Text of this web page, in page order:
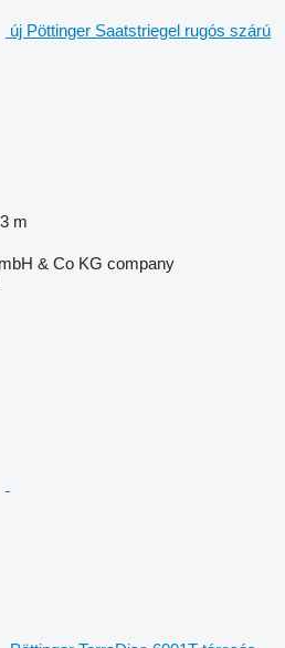
új Pöttinger Saatstriegel rugós szárú
3 m
& Co KG company